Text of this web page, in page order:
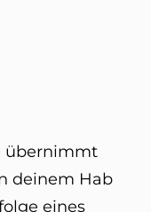
übernimmt
deinem Hab
eines